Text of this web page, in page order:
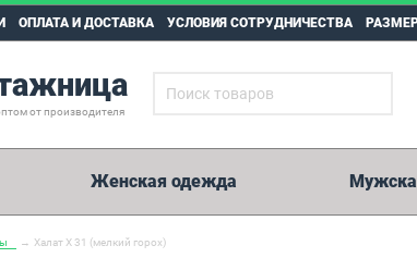
ОПЛАТА И ДОСТАВКА УСЛОВИЯ СОТРУДНИЧЕСТВА
от производителя
Женская одежда
→ Халат Х 31 (мелкий горох)